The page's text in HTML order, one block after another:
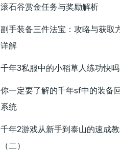
滚石谷赏金任务与奖励解析
副手装备三件法宝：攻略与获取
详解
千年3私服中的小稻草人练功快吗
你一定要了解的千年sf中的装备
系统
千年2游戏从新手到泰山的速成
（二）